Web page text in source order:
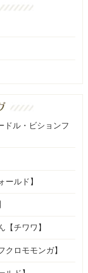
ドル・ビションフ
ールド】
【チワワ】
クロモモンガ】